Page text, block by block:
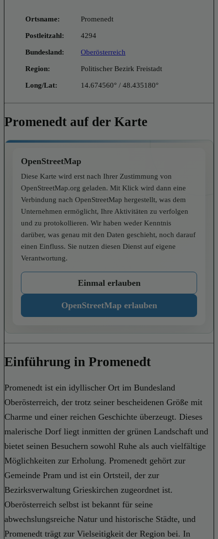
Ortsname: Promenedt
Postleitzahl: 4294
Bundesland: Oberösterreich
Region: Politischer Bezirk Freistadt
Long/Lat: 14.674560° / 48.435180°
Promenedt auf der Karte
OpenStreetMap
Diese Karte wird erst nach Ihrer Zustimmung von
OpenStreetMap.org geladen. Mit Klick wird dann eine
Verbindung nach OpenStreetMap hergestellt, was dem
Unternehmen ermöglicht, Ihre Aktivitäten zu verfolgen
und zu protokollieren. Wir haben weder Kenntnis
darüber, was genau mit den Daten geschieht, noch darauf
einen Einfluss. Sie nutzen diesen Dienst auf eigene
Verantwortung.
Einmal erlauben
OpenStreetMap erlauben
Einführung in Promenedt
Promenedt ist ein idyllischer Ort im Bundesland
Oberösterreich, der trotz seiner bescheidenen Größe mit
Charme und einer reichen Geschichte überzeugt. Dieses
malerische Dorf liegt inmitten der grünen Landschaft und
bietet seinen Besuchern sowohl Ruhe als auch vielfältige
Möglichkeiten zur Erholung. Promenedt gehört zur
Gemeinde Pram und ist ein Ortsteil, der zur
Bezirksverwaltung Grieskirchen zugeordnet ist.
Oberösterreich selbst ist bekannt für seine
abwechslungsreiche Natur und historische Städte, und
Promenedt trägt zur Vielseitigkeit der Region bei. In